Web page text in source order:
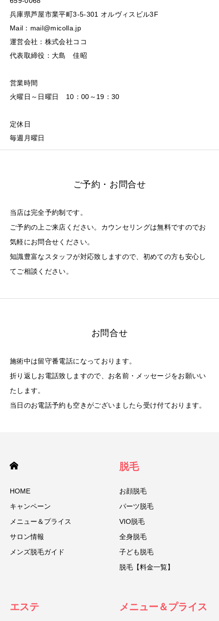
兵庫県芦屋市業平町3-5-301 オルヴィスビル3F
Mail：mail@micolla.jp
運営会社：株式会社ココ
代表取締役：大島 佳昭
営業時間
火曜日～日曜日 10：00～19：30
定休日
毎週月曜日
ご予約・お問合せ
当店は完全予約制です。
ご予約の上ご来店ください。カウンセリングは無料ですのでお
気軽にお問合せください。
知識豊富なスタッフが対応致しますので、初めての方も安心し
てご相談ください。
お問合せ
施術中は留守番電話になっております。
折り返しお電話致しますので、お名前・メッセージをお願いい
たします。
当日のお電話予約も空きがございましたら受け付ております。
HOME
キャンペーン
メニュー＆プライス
サロン情報
メンズ脱毛ガイド
脱毛
お顔脱毛
パーツ脱毛
VIO脱毛
全身脱毛
子ども脱毛
脱毛【料金一覧】
エステ メニュー＆プライス